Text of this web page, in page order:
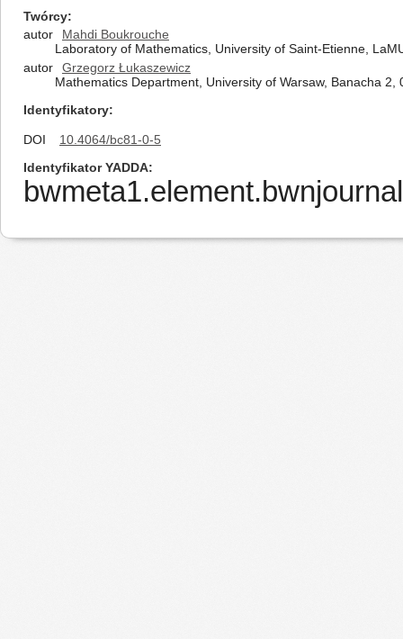
Twórcy
autor
Mahdi Boukrouche
Laboratory of Mathematics, University of Saint-Etienne,
autor
Grzegorz Łukaszewicz
Mathematics Department, University of Warsaw, Banacha 2,
Identyfikatory
DOI
10.4064/bc81-0-5
Identyfikator YADDA